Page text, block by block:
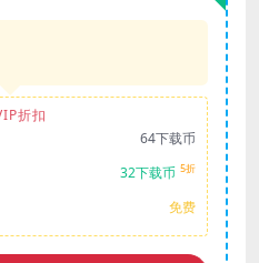
折扣
64下载币
32下载币 5折
免费